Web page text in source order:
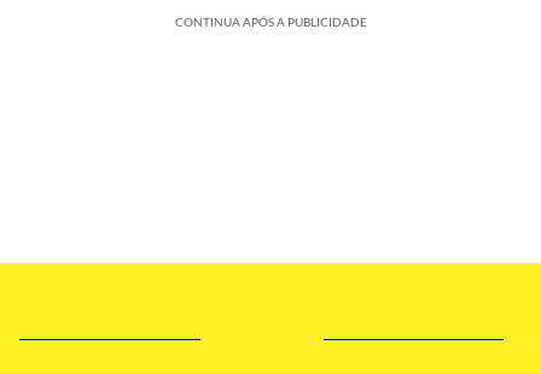
CONTINUA APÓS A PUBLICIDADE